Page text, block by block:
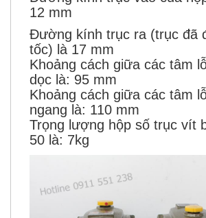
12 mm
Đường kính trục ra (trục đã
tốc) là 17 mm
Khoảng cách giữa các tâm
dọc là: 95 mm
Khoảng cách giữa các tâm
ngang là: 110 mm
Trọng lượng hộp số trục vít
50 là: 7kg